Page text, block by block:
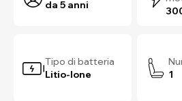
da 5 anni
Tipo di batteria
Litio-Ione
1